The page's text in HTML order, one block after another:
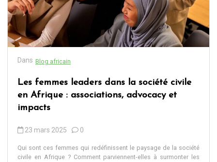
Dans Blog africain
Les femmes leaders dans la société civile
en Afrique : associations, advocacy et
impacts
23 mars 2025 0
Qui sont ces femmes qui redéfinissent le paysage de la société
civile en Afrique ? Comment parviennent-elles à surmonter les